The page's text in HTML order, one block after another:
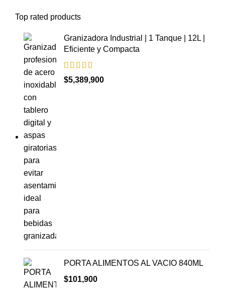
Top rated products
Granizadora Industrial | 1 Tanque | 12L |
Eficiente y Compacta
$5,389,900
PORTA ALIMENTOS AL VACIO 840ML
$101,900